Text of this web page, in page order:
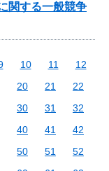
関する一般競争
10 11
12
20 21
22
30 31
32
40 41
42
50 51
52